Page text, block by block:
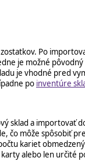
Po
je možné
je vhodné pred
po inventúre
sklad a importovať
čo môže spôsobiť
kariet
alebo len určité